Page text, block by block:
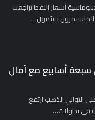
أسعار النفط تراجعت
يقيّمون…
أسابيع مع آمال
التوالي الذهب ارتفع
في تداولات…